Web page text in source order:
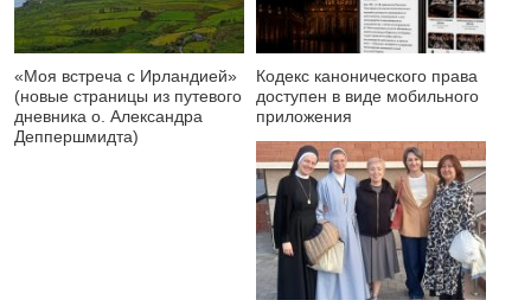
«Моя встреча с Ирландией»
(новые страницы из путевого
дневника о. Александра
Деппершмидта)
Кодекс канонического права
доступен в виде мобильного
приложения